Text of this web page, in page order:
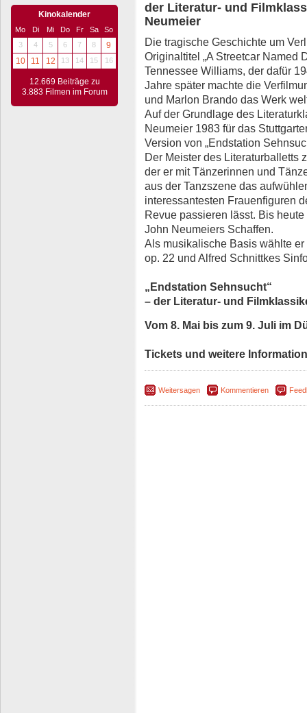
Kinokalender
Mo Di Mi Do Fr Sa
So
3
4 5 6 7 8
9
10
11 12 13 14 15 16
12.669 Beiträge zu
3.883 Filmen im Forum
der Literatur- und
Neumeier
Die tragische Geschichte um
Originaltitel „A Streetcar Named
Tennessee Williams, der dafür
Jahre später machte die
und Marlon Brando das Werk
Auf der Grundlage des
Neumeier 1983 für das
Version von „Endstation
Der Meister des Literaturballetts
der er mit Tänzerinnen und
aus der Tanzszene das
interessantesten Frauenfiguren
Revue passieren lässt. Bis
John Neumeiers Schaffen.
Als musikalische Basis wählte
op. 22 und Alfred Schnittkes
„Endstation Sehnsucht“
– der Literatur- und
Vom 8. Mai bis zum 9. Juli im
Tickets und weitere
Weitersagen Kommentieren